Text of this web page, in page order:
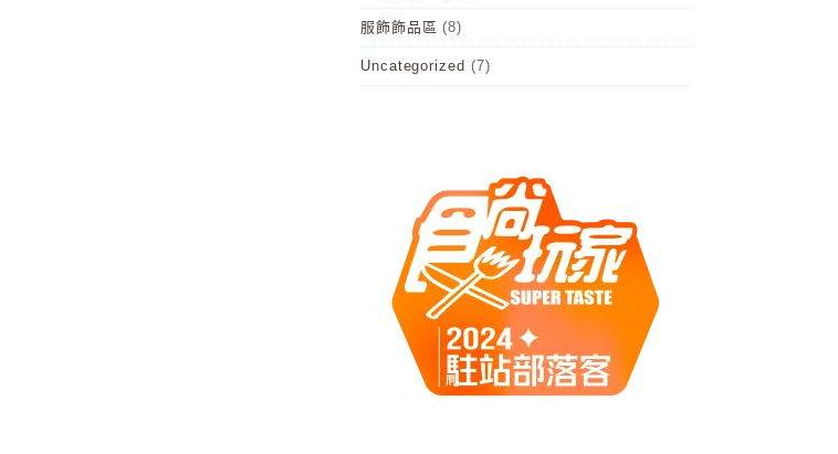
服飾飾品區 (8)
Uncategorized (7)